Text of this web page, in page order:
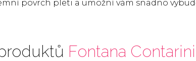
povrch pleti a umožní vám snadno
Fontana Contarini